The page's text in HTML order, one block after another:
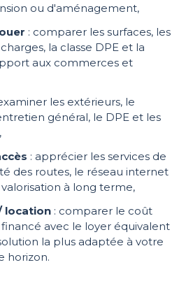
ou d'aménagement,
: comparer les surfaces, les
la classe DPE et la
aux commerces et
les extérieurs, le
général, le DPE et les
: apprécier les services de
des routes, le réseau internet
à long terme,
location : comparer le coût
avec le loyer équivalent
la plus adaptée à votre
horizon.